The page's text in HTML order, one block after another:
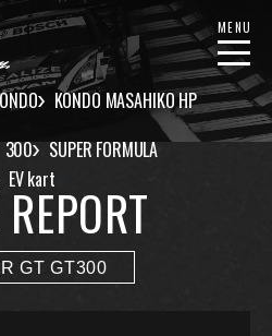
KONDO MASAHIKO HP
MENU
300
SUPER FORMULA
EV kart
GT GT300